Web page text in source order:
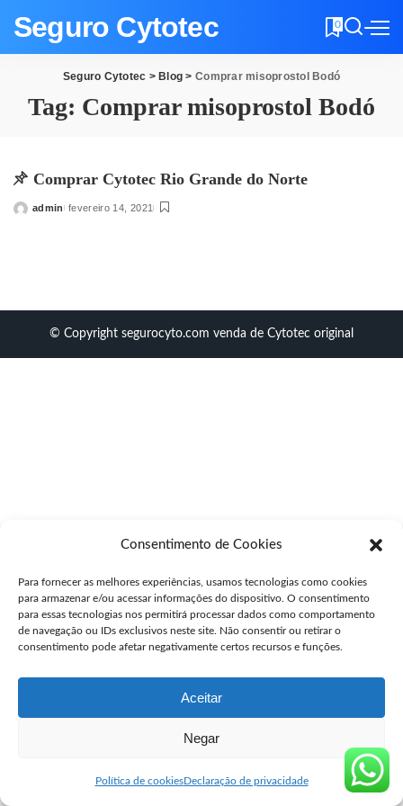
Consentimento de Cookies
Para fornecer as melhores experiências, usamos tecnologias como cookies
para armazenar e/ou acessar informações do dispositivo. O consentimento
para essas tecnologias nos permitirá processar dados como comportamento
de navegação ou IDs exclusivos neste site. Não consentir ou retirar o
consentimento pode afetar negativamente certos recursos e funções.
Aceitar
Negar
Política de cookiesDeclaração de privacidade
Seguro Cytotec 0
Seguro Cytotec > Blog > Comprar misoprostol Bodó
Tag: Comprar misoprostol Bodó
Comprar Cytotec Rio Grande do Norte
Posted
admin fevereiro 14, 2021
© Copyright segurocyto.com venda de Cytotec original